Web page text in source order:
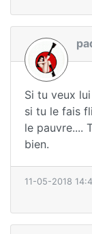
Si tu veux
si tu le fais
le pauvre....
bien.
11-05-2018